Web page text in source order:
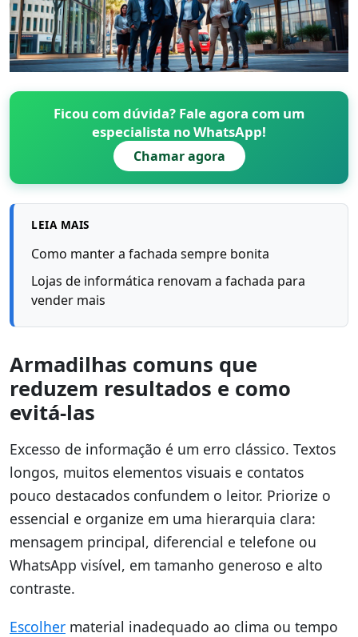
Ficou com dúvida? Fale agora com um
especialista no WhatsApp!
Chamar agora
LEIA MAIS
Como manter a fachada sempre bonita
Lojas de informática renovam a fachada para
vender mais
Armadilhas comuns que
reduzem resultados e como
evitá-las
Excesso de informação é um erro clássico. Textos
longos, muitos elementos visuais e contatos
pouco destacados confundem o leitor. Priorize o
essencial e organize em uma hierarquia clara:
mensagem principal, diferencial e telefone ou
WhatsApp visível, em tamanho generoso e alto
contraste.
Escolher material inadequado ao clima ou tempo